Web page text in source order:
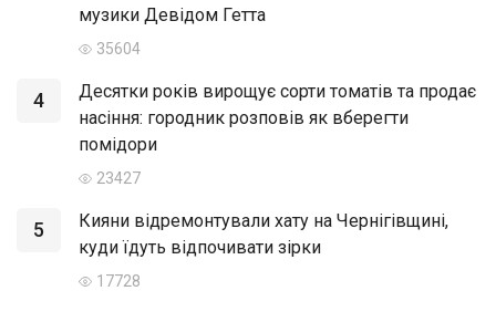
музики Девідом Гетта
35604
4
Десятки років вирощує сорти томатів та продає
насіння: городник розповів як вберегти
помідори
23427
5
Кияни відремонтували хату на Чернігівщині,
куди їдуть відпочивати зірки
17728